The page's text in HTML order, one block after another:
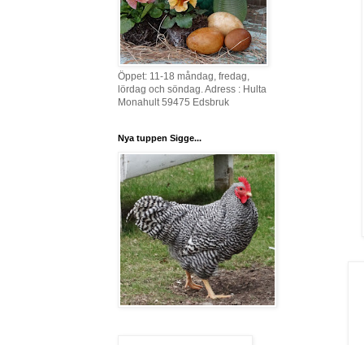
Öppet: 11-18 måndag, fredag,
lördag och söndag. Adress : Hulta
Monahult 59475 Edsbruk
Nya tuppen Sigge...